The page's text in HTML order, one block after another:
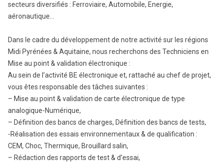
secteurs diversifiés : Ferroviaire, Automobile, Energie,
aéronautique…
Dans le cadre du développement de notre activité sur les régions
Midi Pyrénées & Aquitaine, nous recherchons des Techniciens en
Mise au point & validation électronique :
Au sein de l’activité BE électronique et, rattaché au chef de projet,
vous êtes responsable des tâches suivantes :
– Mise au point & validation de carte électronique de type
analogique-Numérique,
– Définition des bancs de charges, Définition des bancs de tests,
-Réalisation des essais environnementaux & de qualification :
CEM, Choc, Thermique, Brouillard salin,
– Rédaction des rapports de test & d’essai,